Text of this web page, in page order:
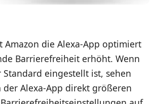
Amazon die Alexa-App optimiert
Barrierefreiheit erhöht. Wenn
eingestellt ist, sehen
Alexa-App direkt größeren